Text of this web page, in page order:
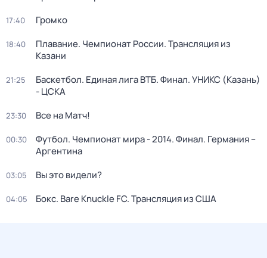
17:40 Громко
18:40
Плавание. Чемпионат России. Трансляция из
Казани
21:25
Баскетбол. Единая лига ВТБ. Финал. УНИКС (Казань)
- ЦСКА
23:30 Все на Матч!
00:30
Футбол. Чемпионат мира - 2014. Финал. Германия –
Аргентина
03:05 Вы это видели?
04:05 Бокс. Bare Knuckle FC. Трансляция из США